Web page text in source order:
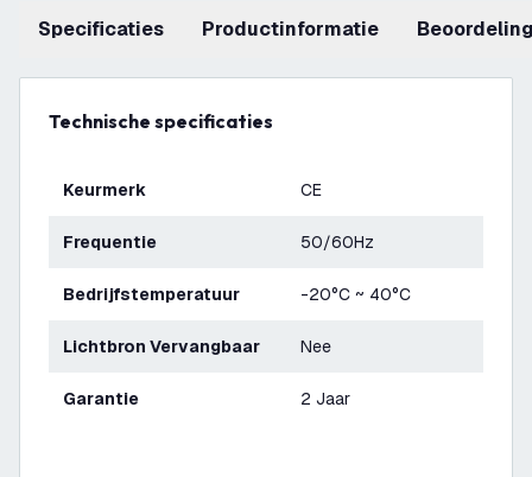
Specificaties productinformatie
Technische specificaties
Keurmerk CE
Frequentie 50/60Hz
Bedrijfstemperatuur -20°C ~ 40°C
Lichtbron Vervangbaar Nee
Garantie 2 Jaar